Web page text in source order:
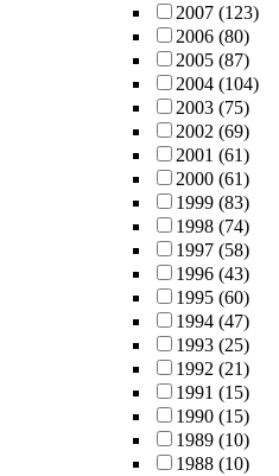
2007 (123)
2006 (80)
2005 (87)
2004 (104)
2003 (75)
2002 (69)
2001 (61)
2000 (61)
1999 (83)
1998 (74)
1997 (58)
1996 (43)
1995 (60)
1994 (47)
1993 (25)
1992 (21)
1991 (15)
1990 (15)
1989 (10)
1988 (10)